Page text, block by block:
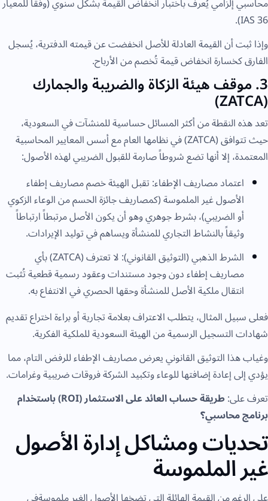
IAS 36).
وإذا ثبت أن القيمة العادلة للأصل انخفضت عن قيمته الدفترية، يُسجل
الفارق كخسارة انخفاض قيمة تُخصم من الأرباح.
3. موقف هيئة الزكاة والضريبة والجمارك
(ZATCA)
تعد هذه النقطة من أكثر المسائل حساسية للمنشآت في السعودية،
حيث تتوافق (ZATCA) في نظامها العام مع أسس المعايير المحاسبية
المعتمدة، إلا أنها تضع شروطاً صارمة للقبول الضريبي لهذه الأصول:
اعتماد مصاريف الإطفاء: تقبل الهيئة خصم مصاريف إطفاء
الأصول غير الملموسة (كمصاريف جائزة الحسم من الوعاء الزكوي
أو الضريبي)، بشرط جوهري وهو أن يكون الأصل مرتبطاً ارتباطاً
وثيقاً بالنشاط التجاري للمنشأة ويساهم في توليد الإيرادات.
الشرط الذهبي (التوثيق القانوني): لا تعترف (ZATCA) بأي
مصاريف إطفاء دون وجود مستندات وعقود رسمية قطعية تُثبت
انتقال ملكية الأصل للمنشأة وحقها الحصري في الانتفاع به.
فعلى سبيل المثال، يتطلب الاعتراف بعلامة تجارية أو براءة اختراع تقديم
شهادات التسجيل الرسمية من الهيئة السعودية للملكية الفكرية.
وغياب هذا التوثيق القانوني يعرض مصاريف الإطفاء للرفض التام، مما
يؤدي إلى إعادة إضافتها للوعاء وتكبيد الشركة فروقات ضريبية وغرامات.
تعرف على:
طريقة حساب العائد على الاستثمار (ROI) باستخدام
برنامج محاسبي؟
تحديات ومشاكل إدارة الأصول
غير الملموسة